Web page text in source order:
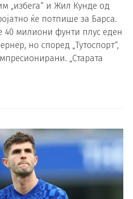
„избега“ и Жил Кунде од
ќе потпише за Барса.
40 милиони фунти плус еден
но според „Тутоспорт“,
„Старата